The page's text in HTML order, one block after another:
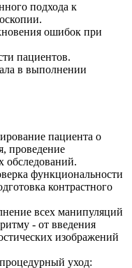
подхода к
ошибок при
пациентов.
в выполнении
пациента о
проведение
обследований.
функциональности
контрастного
всех манипуляций
- от введения
изображений
уход: